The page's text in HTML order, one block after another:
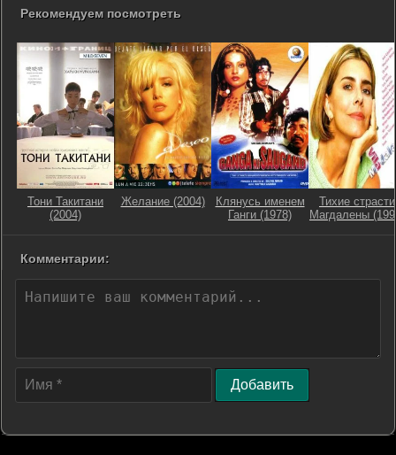
Рекомендуем посмотреть
Тони Такитани
(2004)
Желание (2004)
Клянусь именем
Ганги (1978)
Тихие страсти
Магдалены
Комментарии:
Добавить